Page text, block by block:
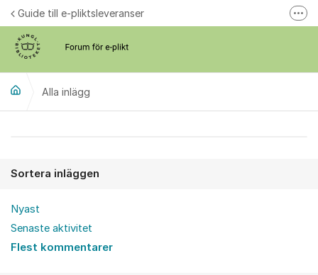
Hoppa till innehåll
Guide till e-pliktsleveranser
Alla inlägg
Sortera inläggen
Nyast
Senaste aktivitet
Flest kommentarer